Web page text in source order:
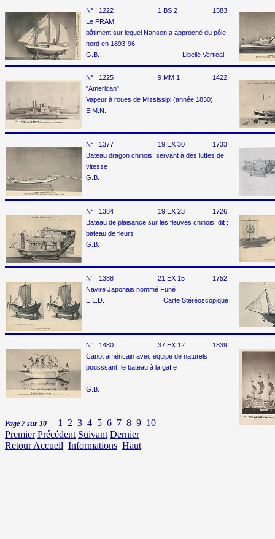
N° : 1222 1 BS 2
1583
Le FRAM
bâtiment sur lequel Nansen a approché du pôle
nord en 1893-96
G.B. Libellé Vertical
N° : 1225 9 MM 1
1422
"American"
Vapeur à roues de Mississipi (année 1830)
E.M.N.
N° : 1377 19 EX 30
1733
Bateau dragon chinois, servant à des luttes de
vitesse
G.B.
N° : 1384 19 EX 23
1726
Bateau de plaisance sur les fleuves chinois, dit :
bateau de fleurs
G.B.
N° : 1388 21 EX 15
1752
Navire Japonais nommé Funé
E.L.D. Carte Stéréoscopique
N° : 1480 37 EX 12
1839
Canot américain avec équipe de naturels
pousssant le bateau à la gaffe
G.B.
Page 7 sur 10 1 2 3 4 5 6 7 8 9 10
Premier Précédent Suivant Dernier
Retour Accueil Informations Haut